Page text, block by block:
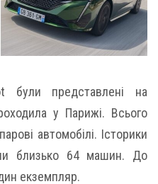
були представлені на
у Парижі. Всього
автомобілі. Історики
близько 64 машин. До
екземпляр.